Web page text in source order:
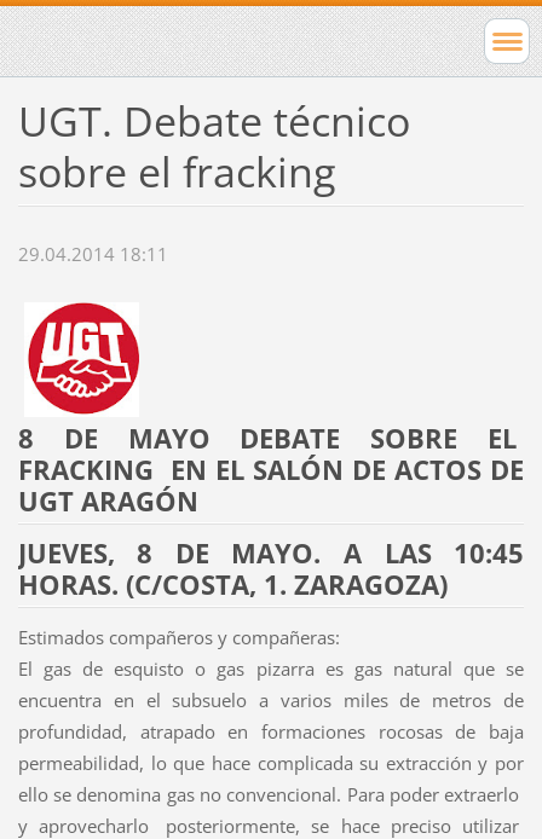
UGT. Debate técnico
sobre el fracking
29.04.2014 18:11
8 DE MAYO DEBATE SOBRE EL
FRACKING EN EL SALÓN DE ACTOS DE
UGT ARAGÓN
JUEVES, 8 DE MAYO. A LAS 10:45
HORAS. (C/COSTA, 1. ZARAGOZA)
Estimados compañeros y compañeras:
El gas de esquisto o gas pizarra es gas natural que se
encuentra en el subsuelo a varios miles de metros de
profundidad, atrapado en formaciones rocosas de baja
permeabilidad, lo que hace complicada su extracción y por
ello se denomina gas no convencional. Para poder extraerlo
y aprovecharlo posteriormente, se hace preciso utilizar